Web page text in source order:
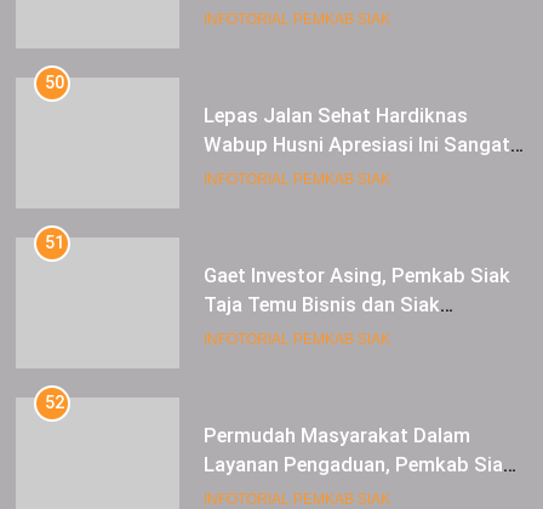
ke-13 Dari BPK RI.
INFOTORIAL PEMKAB SIAK
50
Lepas Jalan Sehat Hardiknas
Wabup Husni Apresiasi Ini Sangat
Luar Biasa
INFOTORIAL PEMKAB SIAK
51
Gaet Investor Asing, Pemkab Siak
Taja Temu Bisnis dan Siak
Expoversary 2024
INFOTORIAL PEMKAB SIAK
52
Permudah Masyarakat Dalam
Layanan Pengaduan, Pemkab Siak
Luncurkan Aplikasi SIP PUAN
INFOTORIAL PEMKAB SIAK